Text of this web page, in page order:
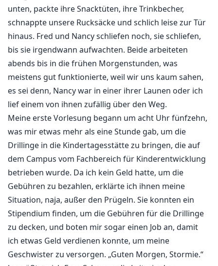
unten, packte ihre Snacktüten, ihre Trinkbecher,
schnappte unsere Rucksäcke und schlich leise zur Tür
hinaus. Fred und Nancy schliefen noch, sie schliefen,
bis sie irgendwann aufwachten. Beide arbeiteten
abends bis in die frühen Morgenstunden, was
meistens gut funktionierte, weil wir uns kaum sahen,
es sei denn, Nancy war in einer ihrer Launen oder ich
lief einem von ihnen zufällig über den Weg.
Meine erste Vorlesung begann um acht Uhr fünfzehn,
was mir etwas mehr als eine Stunde gab, um die
Drillinge in die Kindertagesstätte zu bringen, die auf
dem Campus vom Fachbereich für Kinderentwicklung
betrieben wurde. Da ich kein Geld hatte, um die
Gebühren zu bezahlen, erklärte ich ihnen meine
Situation, naja, außer den Prügeln. Sie konnten ein
Stipendium finden, um die Gebühren für die Drillinge
zu decken, und boten mir sogar einen Job an, damit
ich etwas Geld verdienen konnte, um meine
Geschwister zu versorgen. „Guten Morgen, Stormie.“